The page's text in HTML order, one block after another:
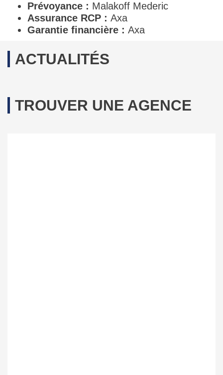
Prévoyance : Malakoff Mederic
Assurance RCP : Axa
Garantie financière : Axa
ACTUALITÉS
TROUVER UNE AGENCE